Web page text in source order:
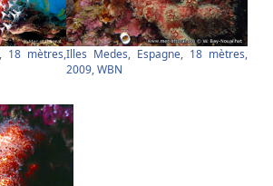
18 mètres,Illes Medes, Espagne, 18 mètres,
2009, WBN